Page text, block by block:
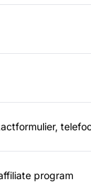
program